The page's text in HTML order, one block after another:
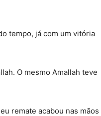
tempo, já com um vitória
O mesmo Amallah teve
remate acabou nas mãos